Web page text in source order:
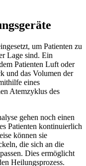
um Patienten zu
Lage sind. Ein
Patienten Luft oder
und das Volumen der
eines
Atemzyklus des
gehen noch einen
Patienten kontinuierlich
können sie
die sich an die
Dies ermöglicht
Heilungsprozess.